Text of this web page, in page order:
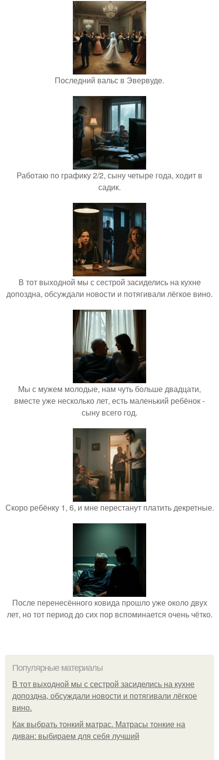
Последний вальс в Эвервуде.
Работаю по графику 2/2, сыну четыре года, ходит в
садик.
В тот выходной мы с сестрой засиделись на кухне
допоздна, обсуждали новости и потягивали лёгкое вино.
Мы с мужем молодые, нам чуть больше двадцати,
вместе уже несколько лет, есть маленький ребёнок -
сыну всего год.
Скоро ребёнку 1, 6, и мне перестанут платить декретные.
После перенесённого ковида прошло уже около двух
лет, но тот период до сих пор вспоминается очень чётко.
Популярные материалы
В тот выходной мы с сестрой засиделись на кухне
допоздна, обсуждали новости и потягивали лёгкое
вино.
Как выбрать тонкий матрас. Матрасы тонкие на
диван: выбираем для себя лучший